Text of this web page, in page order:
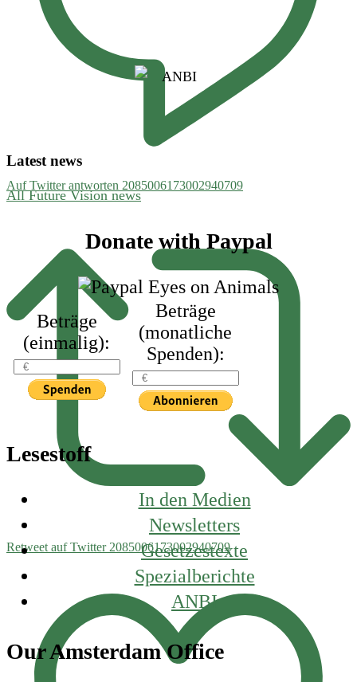
Auf Twitter antworten 2085006173002940709
Retweet auf Twitter 2085006173002940709
Latest news
All Future Vision news
FooterDonate with Paypal
Beträge
(einmalig):
Beträge
(monatliche
Spenden):
Lesestoff
In den Medien
Newsletters
Gesetzestexte
Spezialberichte
ANBI
Our Amsterdam Office